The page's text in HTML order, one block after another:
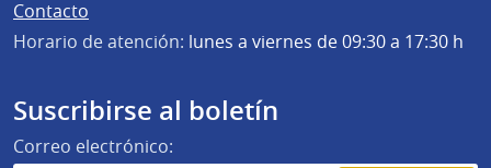
Contacto
Horario de atención: lunes a viernes de 09:30 a 17:30 h
Suscribirse al boletín
Correo electrónico: